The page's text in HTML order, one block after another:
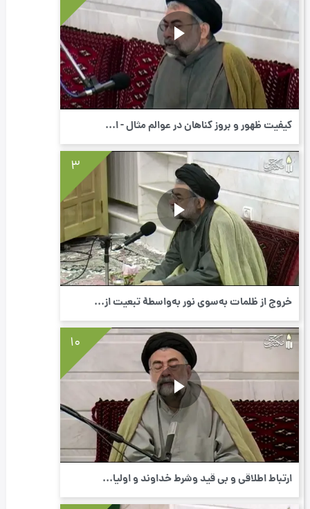
كیفیت ظهور و بروز گناهان در عوالم مثال - ا...
3
خروج از ظلمات به‌سوی نور به‌واسطۀ تبعیت از...
10
ارتباط اطلاقی و بی قید وشرط خداوند و اولیا...